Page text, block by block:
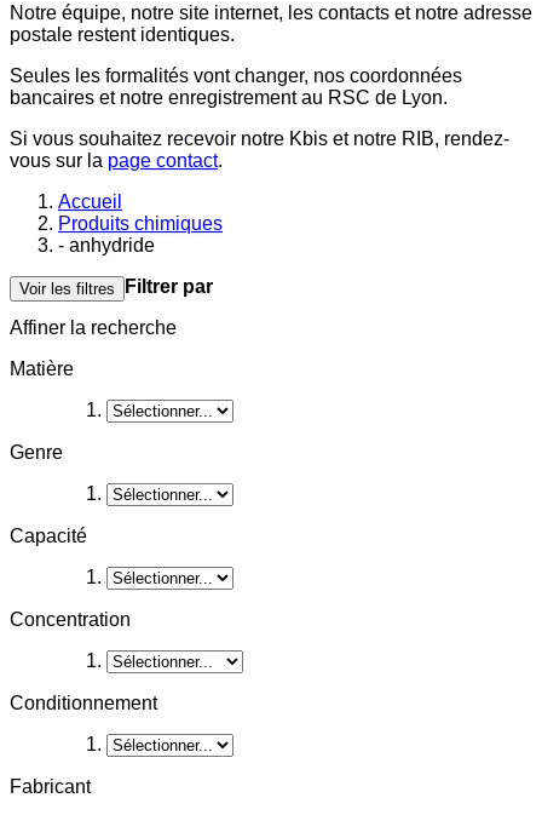
Notre équipe, notre site internet, les contacts et notre adresse
postale restent identiques.
Seules les formalités vont changer, nos coordonnées
bancaires et notre enregistrement au RSC de Lyon.
Si vous souhaitez recevoir notre Kbis et notre RIB, rendez-
vous sur la page contact.
Accueil
Produits chimiques
- anhydride
Voir les filtres
Filtrer par
Affiner la recherche
Matière
Genre
Capacité
Concentration
Conditionnement
Fabricant